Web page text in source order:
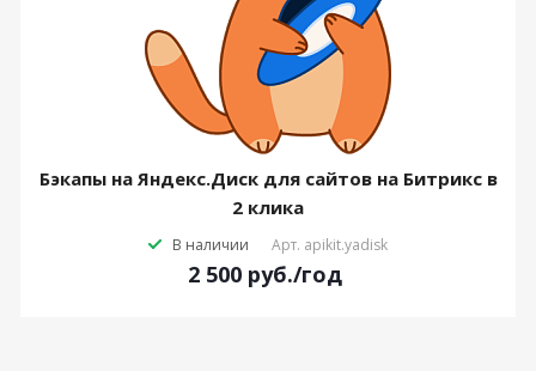
Бэкапы на Яндекс.Диск для сайтов на Битрикс в
2 клика
В наличии Арт. apikit.yadisk
2 500 руб./год